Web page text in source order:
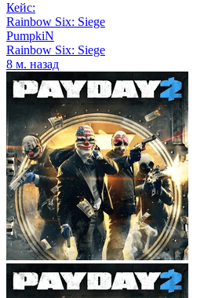
Кейс:
Rainbow Six: Siege
PumpkiN
Rainbow Six: Siege
8 м. назад